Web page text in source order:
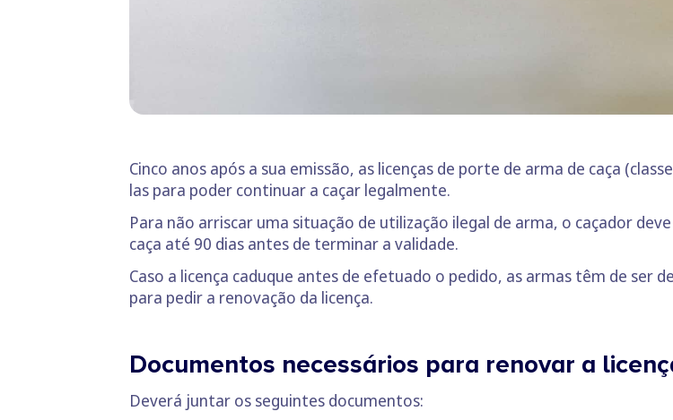
Cinco anos após a sua emissão, as licenças de porte de arma de caça
las para poder continuar a caçar legalmente.
Para não arriscar uma situação de utilização ilegal de arma, o caçador
caça até 90 dias antes de terminar a validade.
Caso a licença caduque antes de efetuado o pedido, as armas têm de ser
para pedir a renovação da licença.
Documentos necessários para renovar a
Deverá juntar os seguintes documentos: